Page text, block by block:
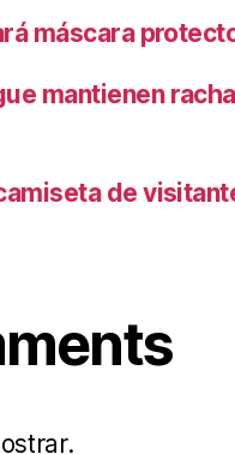
máscara
mantienen
de